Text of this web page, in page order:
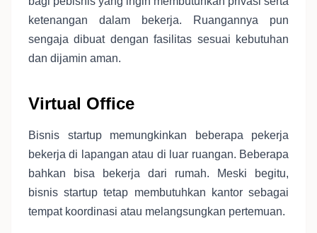
ketenangan dalam bekerja. Ruangannya pun
sengaja dibuat dengan fasilitas sesuai kebutuhan
dan dijamin aman.
Virtual Office
Bisnis startup memungkinkan beberapa pekerja
bekerja di lapangan atau di luar ruangan. Beberapa
bahkan bisa bekerja dari rumah. Meski begitu,
bisnis startup tetap membutuhkan kantor sebagai
tempat koordinasi atau melangsungkan pertemuan.